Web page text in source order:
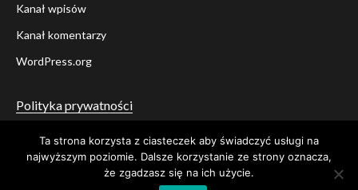
Kanał wpisów
Kanał komentarzy
WordPress.org
Polityka prywatności
TwitterFacebook
YouTubeInstagram
Ta strona korzysta z ciasteczek aby świadczyć usługi na
najwyższym poziomie. Dalsze korzystanie ze strony oznacza,
że zgadzasz się na ich użycie.